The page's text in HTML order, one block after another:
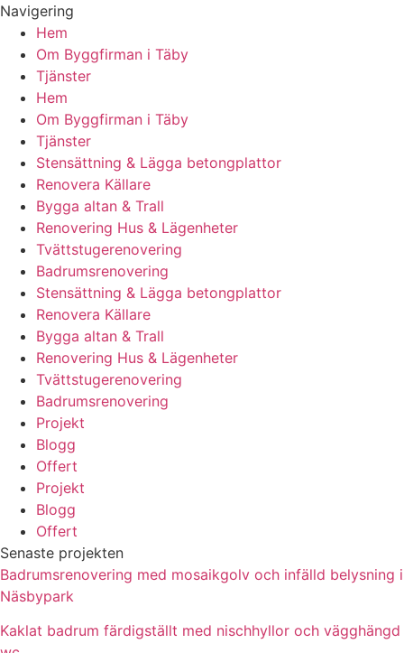
Navigering
Hem
Om Byggfirman i Täby
Tjänster
Hem
Om Byggfirman i Täby
Tjänster
Stensättning & Lägga betongplattor
Renovera Källare
Bygga altan & Trall
Renovering Hus & Lägenheter
Tvättstugerenovering
Badrumsrenovering
Stensättning & Lägga betongplattor
Renovera Källare
Bygga altan & Trall
Renovering Hus & Lägenheter
Tvättstugerenovering
Badrumsrenovering
Projekt
Blogg
Offert
Projekt
Blogg
Offert
Senaste projekten
Badrumsrenovering med mosaikgolv och infälld belysning i
Näsbypark
Kaklat badrum färdigställt med nischhyllor och vägghängd